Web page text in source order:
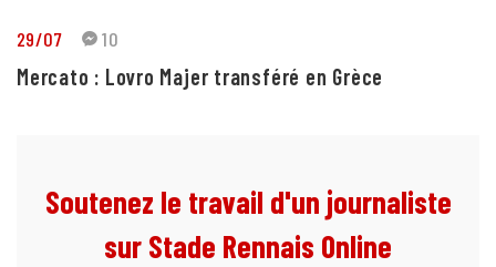
29/07 10
Mercato : Lovro Majer transféré en Grèce
Soutenez le travail d'un journaliste
sur Stade Rennais Online